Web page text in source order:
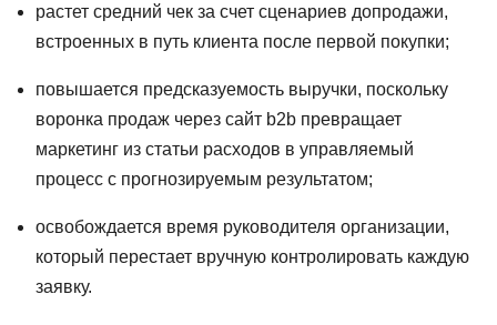
растет средний чек за счет сценариев допродажи,
встроенных в путь клиента после первой покупки;
повышается предсказуемость выручки, поскольку
воронка продаж через сайт b2b превращает
маркетинг из статьи расходов в управляемый
процесс с прогнозируемым результатом;
освобождается время руководителя организации,
который перестает вручную контролировать каждую
заявку.